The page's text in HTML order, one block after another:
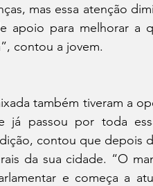
mas essa atenção
apoio para melhorar a
contou a jovem.
também tiveram a
já passou por toda
contou que depois
da sua cidade. “O
e começa a